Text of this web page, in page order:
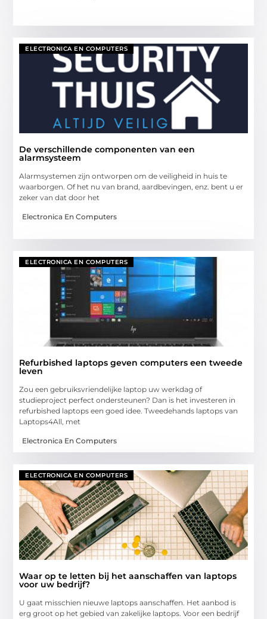
ELECTRONICA EN COMPUTERS
De verschillende componenten van een
alarmsysteem
Alarmsystemen zijn ontworpen om de veiligheid in huis te
waarborgen. Of het nu van brand, aardbevingen, enz. bent u er
zeker van dat door het
Electronica En Computers
ELECTRONICA EN COMPUTERS
Refurbished laptops geven computers een tweede
leven
Zou een gebruiksvriendelijke laptop uw werkdag of
studieproject perfect ondersteunen? Dan is het investeren in
refurbished laptops een goed idee. Tweedehands laptops van
Laptops4All, met
Electronica En Computers
ELECTRONICA EN COMPUTERS
Waar op te letten bij het aanschaffen van laptops
voor uw bedrijf?
U gaat misschien nieuwe laptops aanschaffen. Het aanbod is
erg groot op het gebied van zakelijke laptops. Voor een bedrijf